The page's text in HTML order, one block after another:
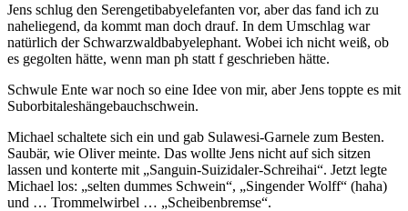
Jens schlug den Serengetibabyelefanten vor, aber das fand ich zu
naheliegend, da kommt man doch drauf. In dem Umschlag war
natürlich der Schwarzwaldbabyelephant. Wobei ich nicht weiß, ob
es gegolten hätte, wenn man ph statt f geschrieben hätte.
Schwule Ente war noch so eine Idee von mir, aber Jens toppte es mit
Suborbitaleshängebauchschwein.
Michael schaltete sich ein und gab Sulawesi-Garnele zum Besten.
Saubär, wie Oliver meinte. Das wollte Jens nicht auf sich sitzen
lassen und konterte mit „Sanguin-Suizidaler-Schreihai“. Jetzt legte
Michael los: „selten dummes Schwein“, „Singender Wolff“ (haha)
und … Trommelwirbel … „Scheibenbremse“.